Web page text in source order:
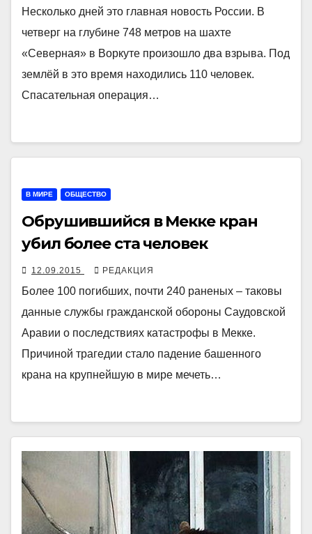
Несколько дней это главная новость России. В
четверг на глубине 748 метров на шахте
«Северная» в Воркуте произошло два взрыва. Под
землёй в это время находились 110 человек.
Спасательная операция…
В МИРЕ ОБЩЕСТВО
Обрушившийся в Мекке кран
убил более ста человек
12.09.2015 РЕДАКЦИЯ
Более 100 погибших, почти 240 раненых – таковы
данные службы гражданской обороны Саудовской
Аравии о последствиях катастрофы в Мекке.
Причиной трагедии стало падение башенного
крана на крупнейшую в мире мечеть…